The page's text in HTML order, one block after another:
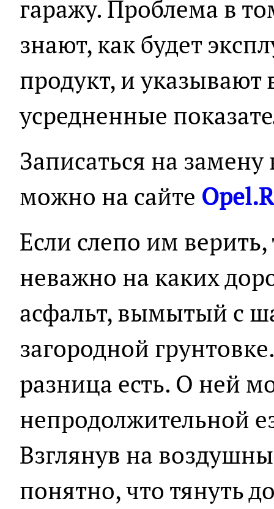
гаражу. Проблема в
знают, как будет
продукт, и указывают
усредненные
Записаться на
можно на сайте
Если слепо им
неважно на каких
асфальт, вымытый с
загородной
разница есть. О ней
непродолжительной
Взглянув на
понятно, что тянуть